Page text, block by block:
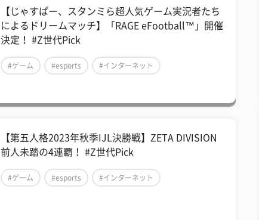
【じゃすぱー、スタンミら超人気ゲーム実況者たち
によるドリームマッチ】「RAGE eFootball™」開催
決定！ #Z世代Pick
#ゲーム #esports #インターネット
【第五人格2023年秋季IJL決勝戦】ZETA DIVISION
前人未踏の4連覇！ #Z世代Pick
#ゲーム #esports #インターネット